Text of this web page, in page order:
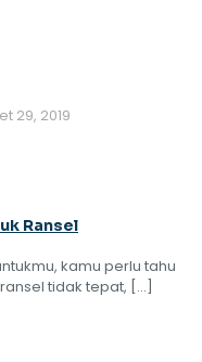
29, 2019
Ransel
kamu perlu tahu
tidak tepat, […]